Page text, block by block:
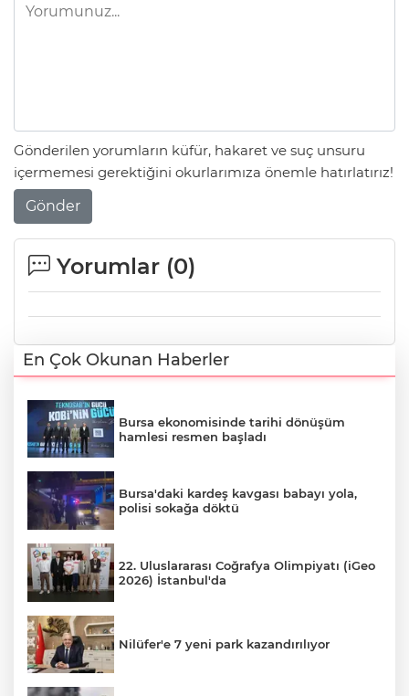
Gönderilen yorumların küfür, hakaret ve suç unsuru
içermemesi gerektiğini okurlarımıza önemle hatırlatırız!
Gönder
Yorumlar (0)
En Çok Okunan Haberler
Bursa ekonomisinde tarihi dönüşüm
hamlesi resmen başladı
Bursa'daki kardeş kavgası babayı yola,
polisi sokağa döktü
22. Uluslararası Coğrafya Olimpiyatı (iGeo
2026) İstanbul'da
Nilüfer'e 7 yeni park kazandırılıyor